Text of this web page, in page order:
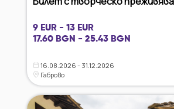
9 EUR - 13 EUR
17.60 BGN - 25.43 BGN
16.08.2026 - 31.12.2026
Габрово